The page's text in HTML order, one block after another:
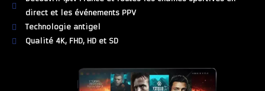
direct et les événements PPV
Technologie antigel
Qualité 4K, FHD, HD et SD